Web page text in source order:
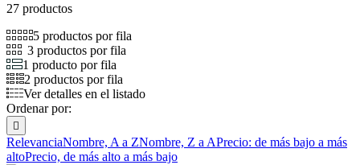
27 productos
5 productos por fila
3 productos por fila
1 producto por fila
2 productos por fila
Ver detalles en el listado
Ordenar por:

RelevanciaNombre, A a ZNombre, Z a APrecio: de más bajo a más
altoPrecio, de más alto a más bajo